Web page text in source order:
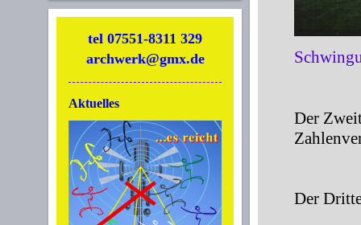
tel 07551-8311 329
archwerk@gmx.de
Aktuelles
Der
Der